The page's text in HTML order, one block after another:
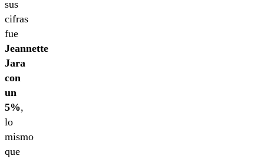
sus
cifras
fue
Jeannette
Jara
con
un
5%,
lo
mismo
que